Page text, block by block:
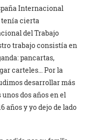
Internacional
tenía cierta
del Trabajo
trabajo consistía en
pancartas,
carteles… Por la
desarrollar más
dos años en el
años y yo dejo de lado